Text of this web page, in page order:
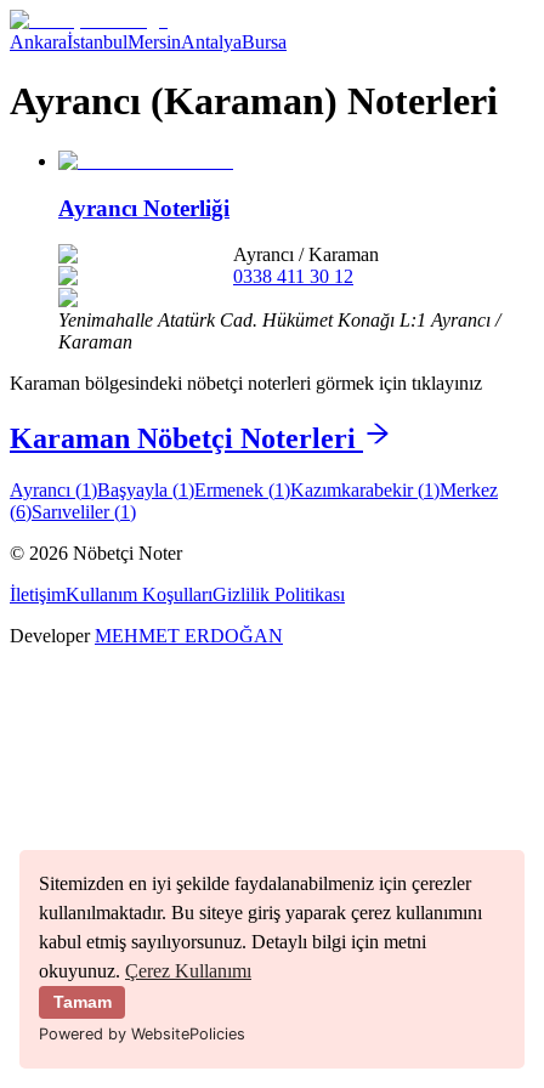
Sitemizden en iyi şekilde faydalanabilmeniz için çerezler
kullanılmaktadır. Bu siteye giriş yaparak çerez kullanımını
kabul etmiş sayılıyorsunuz. Detaylı bilgi için metni
okuyunuz. Çerez Kullanımı
Tamam
Powered by WebsitePolicies
AnkaraİstanbulMersinAntalyaBursa
Ayrancı (Karaman) Noterleri
Ayrancı Noterliği
Ayrancı /Karaman
0338 411 30 12
Yenimahalle Atatürk Cad. Hükümet Konağı L:1 Ayrancı /
Karaman
Karaman bölgesindeki nöbetçi noterleri görmek için tıklayınız
Karaman Nöbetçi Noterleri
Ayrancı (1)Başyayla (1)Ermenek (1)Kazımkarabekir(1)Merkez
(6)Sarıveliler(1)
© 2026 Nöbetçi Noter
İletişimKullanım KoşullarıGizlilik Politikası
DeveloperMEHMET ERDOĞAN